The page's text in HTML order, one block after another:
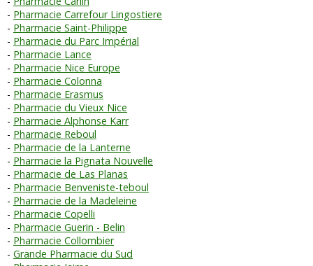
Pharmacie Carrefour Lingostiere
Pharmacie Saint-Philippe
Pharmacie du Parc Impérial
Pharmacie Lance
Pharmacie Nice Europe
Pharmacie Colonna
Pharmacie Erasmus
Pharmacie du Vieux Nice
Pharmacie Alphonse Karr
Pharmacie Reboul
Pharmacie de la Lanterne
Pharmacie la Pignata Nouvelle
Pharmacie de Las Planas
Pharmacie Benveniste-teboul
Pharmacie de la Madeleine
Pharmacie Copelli
Pharmacie Guerin - Belin
Pharmacie Collombier
Grande Pharmacie du Sud